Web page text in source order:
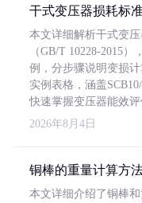
干式变压器损耗标
本文详细解析干式变
（GB/T 10228-2015
例，分步骤说明变损
实例表格，涵盖
快速掌握变压器能效评
2026年8月4日
铜棒的重量计算方
本文详细介绍了铜棒